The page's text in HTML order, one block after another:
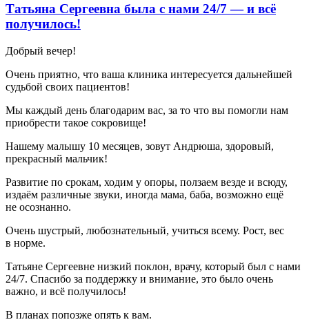
Татьяна Сергеевна была с нами 24/7 — и всё
получилось!
Добрый вечер!
Очень приятно, что ваша клиника интересуется дальнейшей
судьбой своих пациентов!
Мы каждый день благодарим вас, за то что вы помогли нам
приобрести такое сокровище!
Нашему малышу 10 месяцев, зовут Андрюша, здоровый,
прекрасный мальчик!
Развитие по срокам, ходим у опоры, ползаем везде и всюду,
издаём различные звуки, иногда мама, баба, возможно ещё
не осознанно.
Очень шустрый, любознательный, учиться всему. Рост, вес
в норме.
Татьяне Сергеевне низкий поклон, врачу, который был с нами
24/7. Спасибо за поддержку и внимание, это было очень
важно, и всё получилось!
В планах попозже опять к вам.